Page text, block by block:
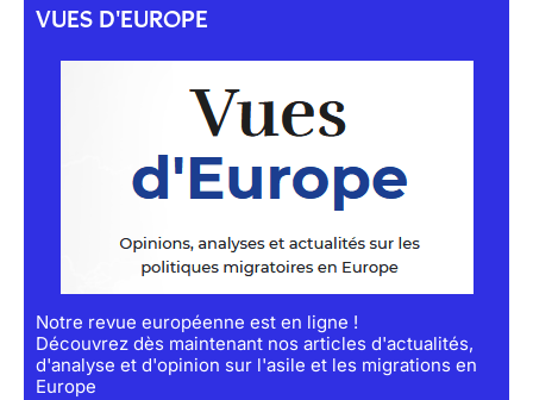
VUES D'EUROPE
Notre revue européenne est en ligne !
Découvrez dès maintenant nos articles d'actualités,
d'analyse et d'opinion sur l'asile et les migrations en
Europe